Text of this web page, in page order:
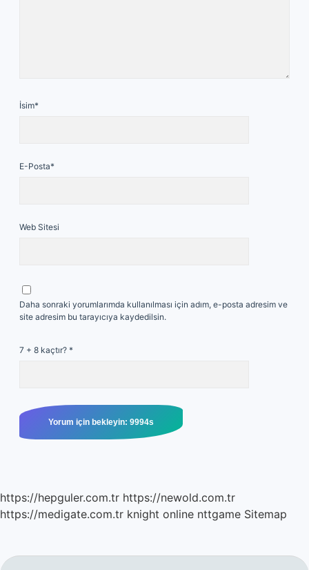
İsim*
E-Posta*
Web Sitesi
Daha sonraki yorumlarımda kullanılması için adım, e-posta adresim ve
site adresim bu tarayıcıya kaydedilsin.
7 + 8 kaçtır? *
https://hepguler.com.tr https://newold.com.tr
https://medigate.com.tr knight online nttgame Sitemap